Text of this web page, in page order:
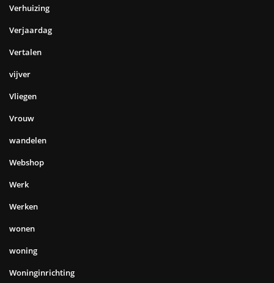
Verhuizing
Verjaardag
Vertalen
vijver
Vliegen
Vrouw
wandelen
Webshop
Werk
Werken
wonen
woning
Woninginrichting